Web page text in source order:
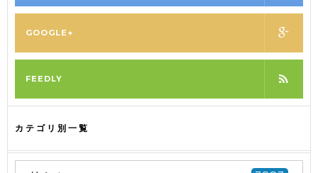
GOOGLE+
FEEDLY
カテゴリ別一覧